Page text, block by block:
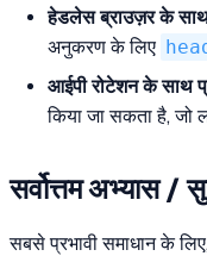
हेडलेस ब्राउज़र के
अनुकरण के लिए
आईपी रोटेशन के साथ
किया जा सकता है, जो
सर्वोत्तम अभ्यास /
सबसे प्रभावी समाधान के